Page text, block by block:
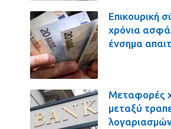
Επικουρική
χρόνια
ένσημα
Μεταφορές
μεταξύ